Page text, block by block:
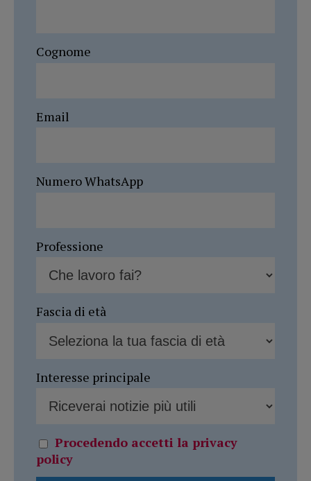
Cognome
Email
Numero WhatsApp
Professione
Fascia di età
Interesse principale
Procedendo accetti la privacy
policy